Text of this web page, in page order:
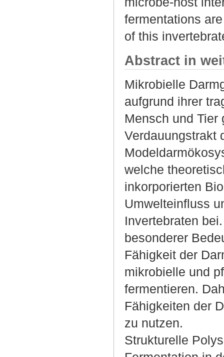
fermentations
of this
Abstract in
Mikrobielle
aufgrund ihrer
Mensch und
Verdauungstrakt
welche
inkorporierten
Umwelteinfluss
Invertebraten
besonderer
Fähigkeit der
mikrobielle und
fermentieren.
Fähigkeiten der
zu nutzen.
Strukturelle